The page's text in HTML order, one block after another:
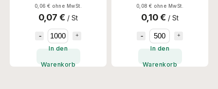
0,06 € ohne MwSt.
0,07 € / St
In den
Warenkorb
0,08 € ohne MwSt.
0,10 € / St
In den
Warenkorb